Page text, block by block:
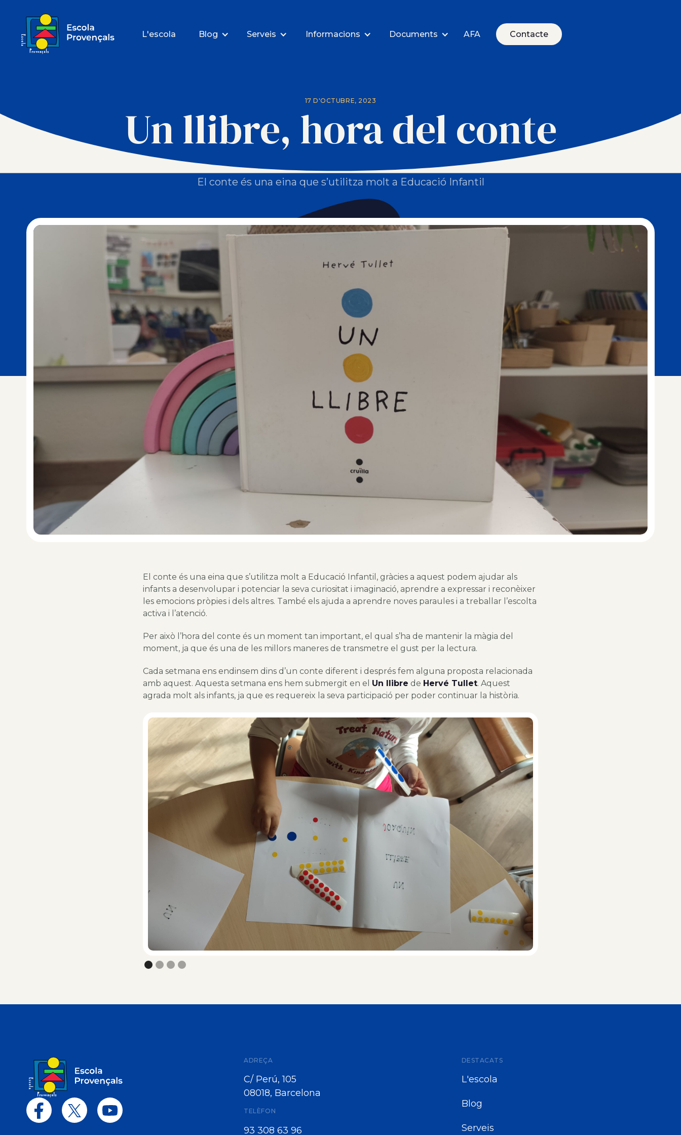
L'escola Blog Serveis Informacions Documents AFA Contacte
17 D'OCTUBRE, 2023
Un llibre, hora del conte
El conte és una eina que s’utilitza molt a Educació Infantil
El conte és una eina que s’utilitza molt a Educació Infantil, gràcies a aquest podem ajudar als
infants a desenvolupar i potenciar la seva curiositat i imaginació, aprendre a expressar i reconèixer
les emocions pròpies i dels altres. També els ajuda a aprendre noves paraules i a treballar l’escolta
activa i l’atenció.
Per això l’hora del conte és un moment tan important, el qual s’ha de mantenir la màgia del
moment, ja que és una de les millors maneres de transmetre el gust per la lectura.
Cada setmana ens endinsem dins d’un conte diferent i després fem alguna proposta relacionada
amb aquest. Aquesta setmana ens hem submergit en el Un llibre de Hervé Tullet. Aquest
agrada molt als infants, ja que es requereix la seva participació per poder continuar la història.
ADREÇA
C/ Perú, 105
08018, Barcelona
TELÈFON
93 308 63 96
DESTACATS
L'escola
Blog
Serveis